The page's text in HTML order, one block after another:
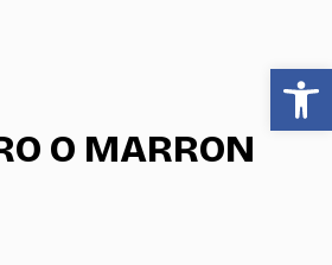
Abrir barra de herramientas
O MARRON